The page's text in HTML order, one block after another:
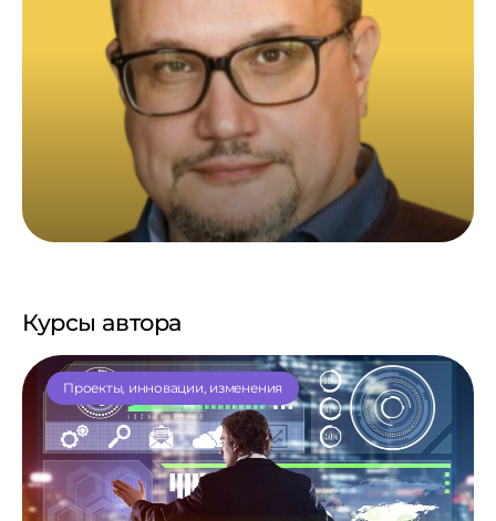
Курсы автора
Проекты, инновации, изменения